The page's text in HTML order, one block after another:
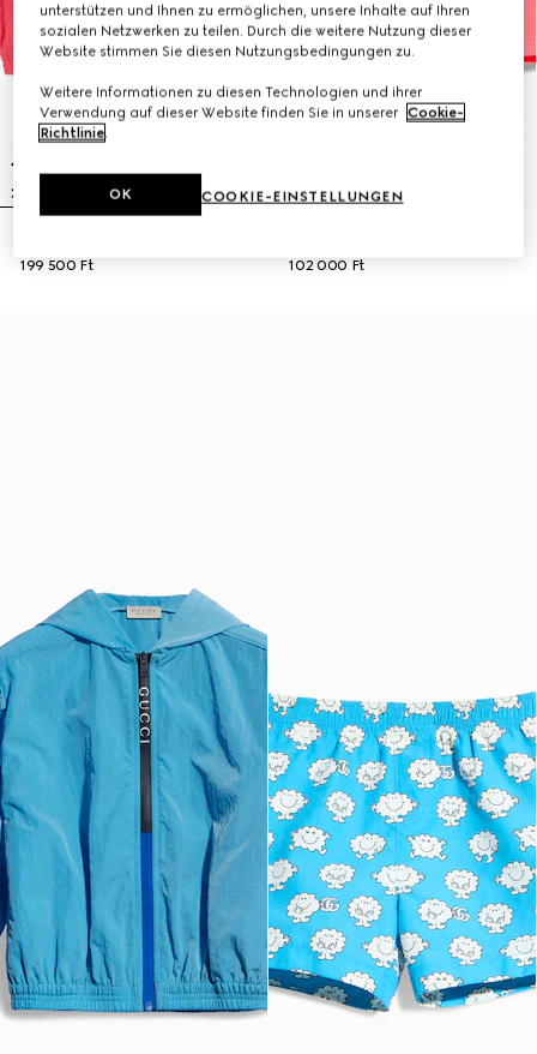
199 500 Ft
102 000 Ft
unterstützen und Ihnen zu ermöglichen, unsere Inhalte auf Ihren
sozialen Netzwerken zu teilen. Durch die weitere Nutzung dieser
Website stimmen Sie diesen Nutzungsbedingungen zu.
Weitere Informationen zu diesen Technologien und ihrer
Verwendung auf dieser Website finden Sie in unserer Cookie-
Richtlinie.
COOKIE-EINSTELLUNGEN
OK